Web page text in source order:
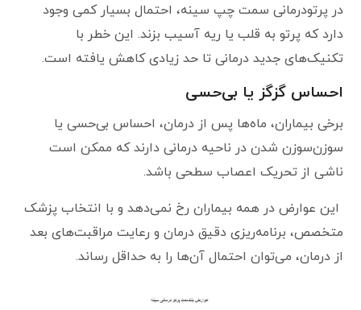
در پرتودرمانی سمت چپ سینه، احتمال بسیار کمی وجود
دارد که پرتو به قلب یا ریه آسیب بزند. این خطر با
تکنیک‌های جدید درمانی تا حد زیادی کاهش یافته است.
احساس گزگز یا بی‌حسی
برخی بیماران، ماه‌ها پس از درمان، احساس بی‌حسی یا
سوزن‌سوزن شدن در ناحیه درمانی دارند که ممکن است
ناشی از تحریک اعصاب سطحی باشد.
این عوارض در همه بیماران رخ نمی‌دهد و با انتخاب پزشک
متخصص، برنامه‌ریزی دقیق درمان و رعایت مراقبت‌های بعد
از درمان، می‌توان احتمال آن‌ها را به حداقل رساند.